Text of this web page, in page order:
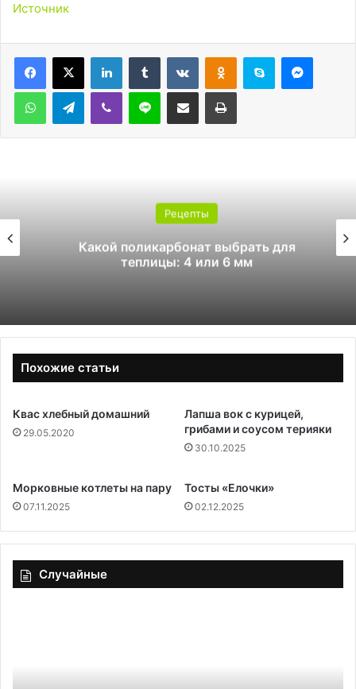
Источник
LinkedInTumblr ВконтактеОдноклассники
Skype
WhatsAppTelegramViber Line Поделиться через электронную почту Печатать
Рецепты
Какой поликарбонат выбрать для
теплицы: 4 или 6 мм
Похожие статьи
Квас хлебный домашний
29.05.2020
Лапша вок с курицей,
грибами и соусом терияки
30.10.2025
Морковные котлеты на пару
07.11.2025
Тосты «Елочки»
02.12.2025
Случайные